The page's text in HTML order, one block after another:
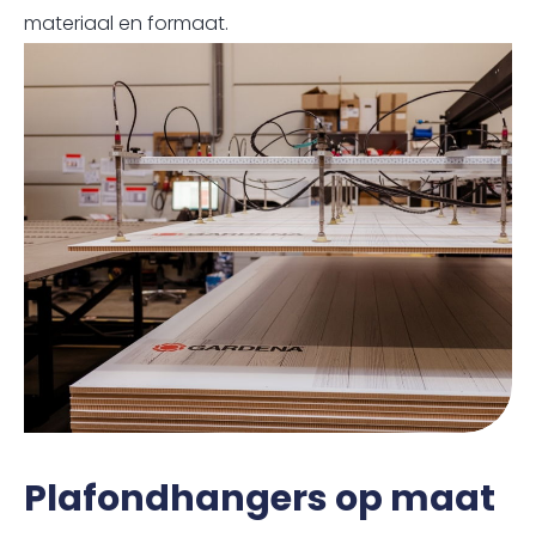
materiaal en formaat.
Plafondhangers op maat